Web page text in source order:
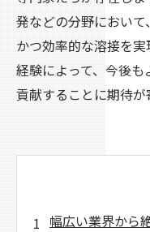
発などの分野におい
かつ効率的な溶接を
経験によって、今後
貢献することに期待が
幅広い業界から